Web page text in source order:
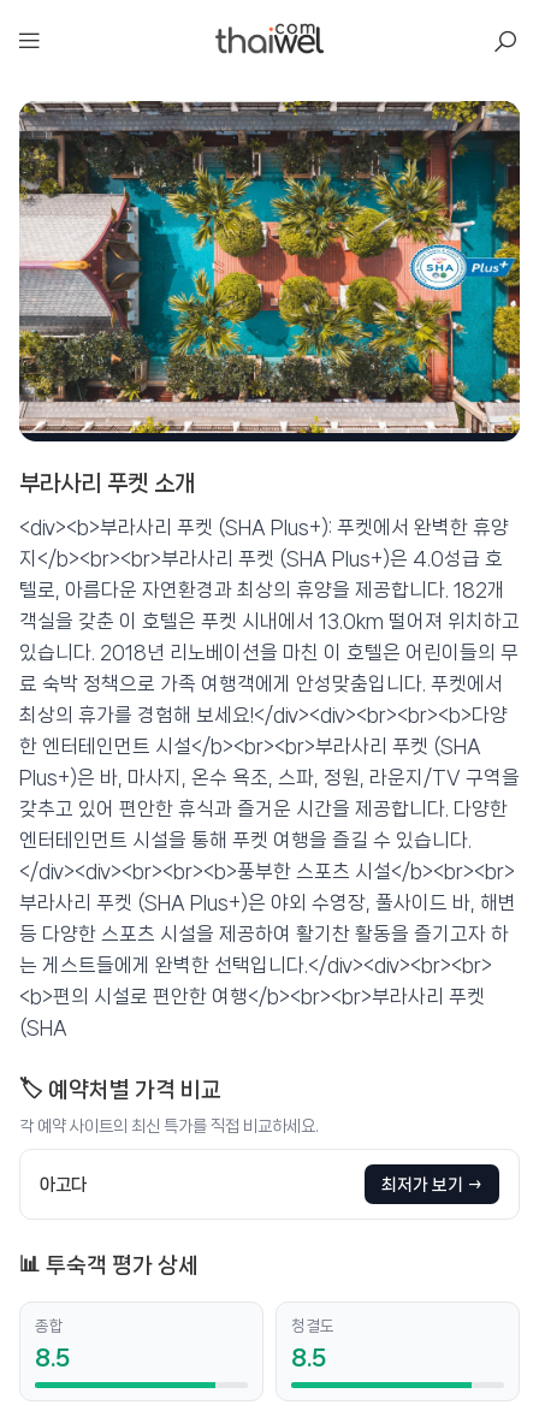
부라사리 푸켓
📍 푸켓★★★★ ⭐ 8.5 리뷰 6,207건
💰 최저가 확인 · 예약하기
부라사리 푸켓 소개
<div><b>부라사리 푸켓 (SHA Plus+): 푸켓에서 완벽한 휴양
지</b><br><br>부라사리 푸켓 (SHA Plus+)은 4.0성급 호
텔로, 아름다운 자연환경과 최상의 휴양을 제공합니다. 182개
객실을 갖춘 이 호텔은 푸켓 시내에서 13.0km 떨어져 위치하고
있습니다. 2018년 리노베이션을 마친 이 호텔은 어린이들의 무
료 숙박 정책으로 가족 여행객에게 안성맞춤입니다. 푸켓에서
최상의 휴가를 경험해 보세요!</div><div><br><br><b>다양
한 엔터테인먼트 시설</b><br><br>부라사리 푸켓 (SHA
Plus+)은 바, 마사지, 온수 욕조, 스파, 정원, 라운지/TV 구역을
갖추고 있어 편안한 휴식과 즐거운 시간을 제공합니다. 다양한
엔터테인먼트 시설을 통해 푸켓 여행을 즐길 수 있습니다.
</div><div><br><br><b>풍부한 스포츠 시설</b><br><br>
부라사리 푸켓 (SHA Plus+)은 야외 수영장, 풀사이드 바, 해변
등 다양한 스포츠 시설을 제공하여 활기찬 활동을 즐기고자 하
는 게스트들에게 완벽한 선택입니다.</div><div><br><br>
<b>편의 시설로 편안한 여행</b><br><br>부라사리 푸켓
(SHA
🏷️ 예약처별 가격 비교
각 예약 사이트의 최신 특가를 직접 비교하세요.
아고다 최저가 보기 →
📊 투숙객 평가 상세
종합
8.5
청결도
8.5